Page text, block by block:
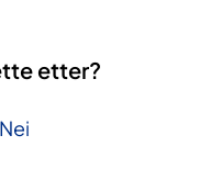
etter?
Nei